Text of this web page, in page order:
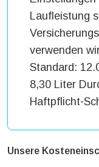
Laufleistung
verwenden
Standard:
8,30 Liter
Haftpflicht-
Unsere